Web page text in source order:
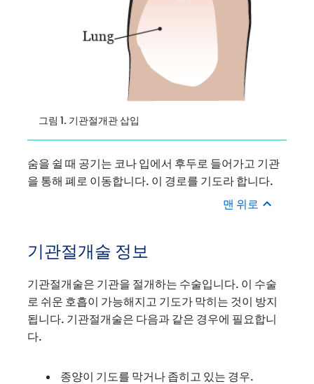
그림 1. 기관절개관 삽입
숨을 쉴 때 공기는 코나 입에서 후두로 들어가고 기관
을 통해 폐로 이동합니다. 이 경로를 기도라 합니다.
맨 위로
기관절개술 정보
기관절개술은 기관을 절개하는 수술입니다. 이 수술
로 쉬운 호흡이 가능해지고 기도가 막히는 것이 방지
됩니다. 기관절개술은 다음과 같은 경우에 필요합니
다.
종양이 기도를 막거나 좁히고 있는 경우.